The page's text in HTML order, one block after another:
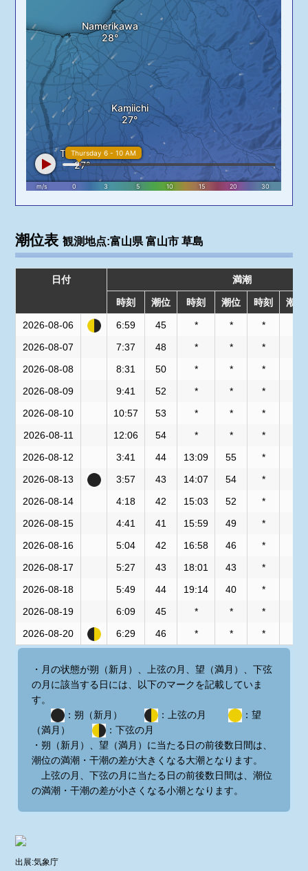
潮位表観測地点:富山県 富山市 草島
日付 満潮
時刻 潮位 時刻 潮位 時刻 潮位
2026-08-06 6:59 45 * * *
2026-08-07
7:37 48 * * *
2026-08-08
8:31 50 * * *
2026-08-09
9:41 52 * * *
2026-08-10
10:57 53 * * *
2026-08-11
12:06 54 * * *
2026-08-12
3:41 44 13:09 55 *
2026-08-13
3:57 43 14:07 54 *
2026-08-14
4:18 42 15:03 52 *
2026-08-15
4:41 41 15:59 49 *
2026-08-16
5:04 42 16:58 46 *
2026-08-17
5:27 43 18:01 43 *
2026-08-18
5:49 44 19:14 40 *
2026-08-19
6:09 45 * * *
2026-08-20
6:29 46 * * *
・月の状態が朔（新月）、上弦の月、望（満月）、下弦
の月に該当する日には、以下のマークを記載していま
す。
：朔（新月）
：上弦の月
：望
（満月）
：下弦の月
・朔（新月）、望（満月）に当たる日の前後数日間は、
潮位の満潮・干潮の差が大きくなる大潮となります。
上弦の月、下弦の月に当たる日の前後数日間は、潮位
の満潮・干潮の差が小さくなる小潮となります。
出展:気象庁